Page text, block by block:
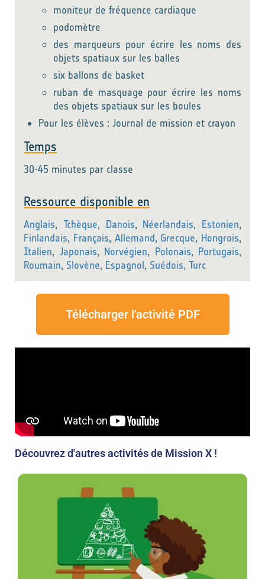
moniteur de fréquence cardiaque
podomètre
des marqueurs pour écrire les noms des
objets spatiaux sur les balles
six ballons de basket
ruban de masquage pour écrire les noms
des objets spatiaux sur les boules
Pour les élèves : Journal de mission et crayon
Temps
30-45 minutes par classe
Ressource disponible en
Anglais, Tchèque, Danois, Néerlandais, Estonien,
Finlandais, Français, Allemand, Grecque, Hongrois,
Italien, Japonais, Norvégien, Polonais, Portugais,
Roumain, Slovène, Espagnol, Suédois, Turc
Télécharger l'activité PDF
Découvrez d'autres activités de Mission X !